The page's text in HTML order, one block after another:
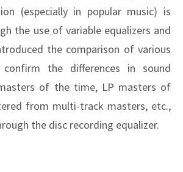
(especially in popular music) is
the use of variable equalizers and
the comparison of various
the differences in sound
of the time, LP masters of
from multi-track masters, etc.,
the disc recording equalizer.